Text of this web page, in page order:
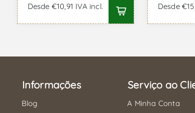
Desde €10,91 IVA incl. Desde
Informações
Blog
Serviço ao
A Minha Conta